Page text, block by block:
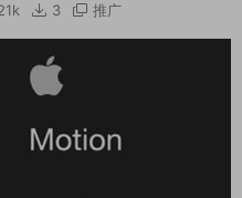
3 推广